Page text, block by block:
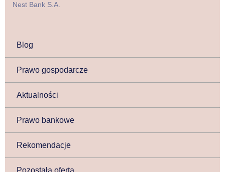
Blog
Prawo gospodarcze
Aktualności
Prawo bankowe
Rekomendacje
Nest Bank S.A.